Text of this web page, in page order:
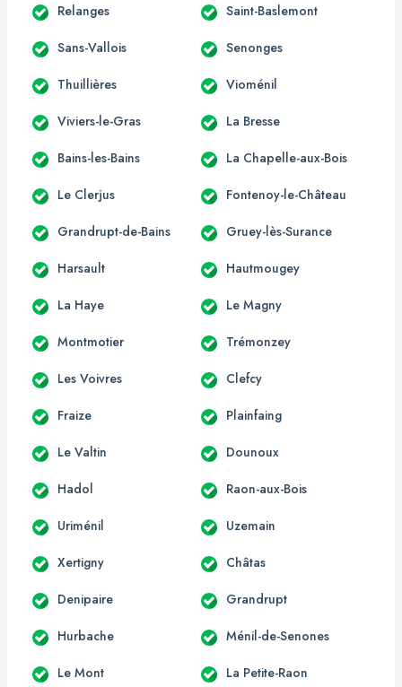
Relanges Saint-Baslemont
Sans-Vallois Senonges
Thuillières Vioménil
Viviers-le-Gras La Bresse
Bains-les-Bains La Chapelle-aux-Bois
Le Clerjus Fontenoy-le-Château
Grandrupt-de-Bains Gruey-lès-Surance
Harsault Hautmougey
La Haye Le Magny
Montmotier Trémonzey
Les Voivres Clefcy
Fraize Plainfaing
Le Valtin Dounoux
Hadol Raon-aux-Bois
Uriménil Uzemain
Xertigny Châtas
Denipaire Grandrupt
Hurbache Ménil-de-Senones
Le Mont La Petite-Raon